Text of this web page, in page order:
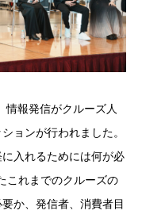
情報発信がクルーズ人
ョンが行われました。
入れるためには何が必
これまでのクルーズの
か、発信者、消費者目